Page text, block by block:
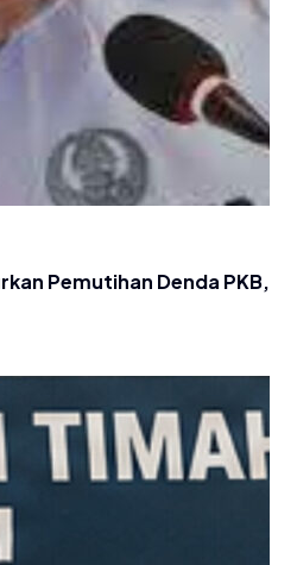
Pemutihan Denda PKB,